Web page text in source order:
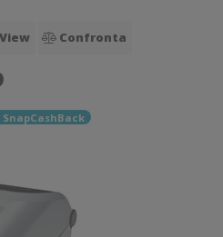
di stampa:
Confronta
SnapCashBack